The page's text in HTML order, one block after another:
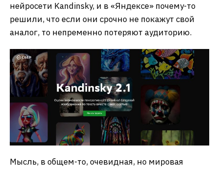
нейросети Kandinsky, и в «Яндексе» почему-то
решили, что если они срочно не покажут свой
аналог, то непременно потеряют аудиторию.
Мысль, в общем-то, очевидная, но мировая